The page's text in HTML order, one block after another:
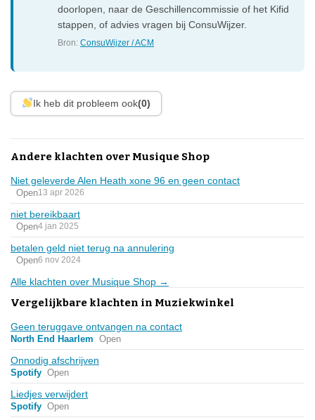
doorlopen, naar de Geschillencommissie of het Kifid
stappen, of advies vragen bij ConsuWijzer.
Bron:ConsuWijzer / ACM
Ik heb dit probleem ook(0)
Andere klachten over Musique Shop
Niet geleverde Alen Heath xone 96 en geen contact
Open13 apr 2026
niet bereikbaart
Open4 jan 2025
betalen geld niet terug na annulering
Open6 nov 2024
Alle klachten over Musique Shop →
Vergelijkbare klachten in Muziekwinkel
Geen teruggave ontvangen na contact
North End Haarlem Open
Onnodig afschrijven
Spotify Open
Liedjes verwijdert
Spotify Open